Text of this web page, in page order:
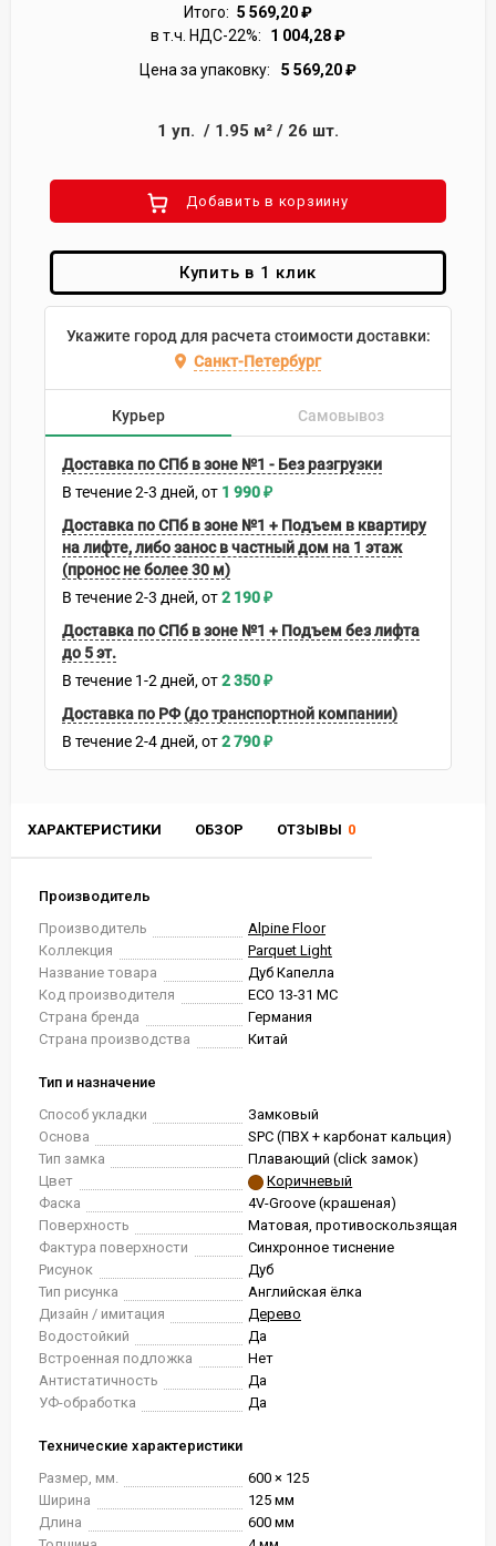
ХАРАКТЕРИСТИКИ ОБЗОР ОТЗЫВЫ 0
Производитель
Производитель
Alpine Floor
Коллекция
Parquet Light
Название товара
Дуб Капелла
Код производителя
ЕСО 13-31 MC
Страна бренда
Германия
Страна производства
Китай
Тип и назначение
Способ укладки
Замковый
Основа
SPC (ПВХ + карбонат кальция)
Тип замка
Плавающий (click замок)
Цвет
Коричневый
Фаска
4V-Groove (крашеная)
Поверхность
Матовая, противоскользящая
Фактура поверхности
Синхронное тиснение
Рисунок
Дуб
Тип рисунка
Английская ёлка
Дизайн / имитация
Дерево
Водостойкий
Да
Встроенная подложка
Нет
Антистатичность
Да
УФ-обработка
Да
Технические характеристики
Размер, мм.
600 × 125
Ширина
125 мм
Длина
600 мм
Итого: 5 569,20₽
в т.ч. НДС-22%:
1 004,28₽
Цена за упаковку:
5 569,20₽
1 уп. / 1.95 м² / 26 шт.
Добавить в корзиину
Купить в 1 клик
Укажите город для расчета стоимости доставки:
Санкт-Петербург
Курьер Самовывоз
Доставка по СПб в зоне №1 - Без разгрузки
В течение2-3 дней 1 990₽
Доставка по СПб в зоне №1 + Подъем в квартиру
на лифте, либо занос в частный дом на 1 этаж
(пронос не более 30 м)
В течение2-3 дней 2 190₽
Доставка по СПб в зоне №1 + Подъем без лифта
до 5 эт.
В течение 1-2 дней 2 350₽
Доставка по РФ (до транспортной компании)
В течение2-4 дней 2 790₽